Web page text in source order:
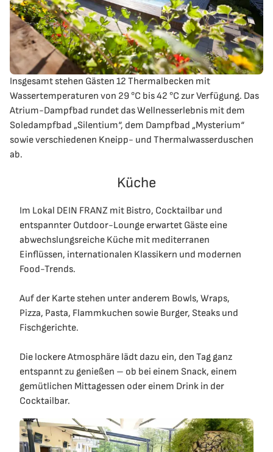
Insgesamt stehen Gästen 12 Thermalbecken mit
Wassertemperaturen von 29 °C bis 42 °C zur Verfügung. Das
Atrium-Dampfbad rundet das Wellnesserlebnis mit dem
Soledampfbad „Silentium“, dem Dampfbad „Mysterium“
sowie verschiedenen Kneipp- und Thermalwasserduschen
ab.
Küche
Im Lokal DEIN FRANZ mit Bistro, Cocktailbar und
entspannter Outdoor-Lounge erwartet Gäste eine
abwechslungsreiche Küche mit mediterranen
Einflüssen, internationalen Klassikern und modernen
Food-Trends.
Auf der Karte stehen unter anderem Bowls, Wraps,
Pizza, Pasta, Flammkuchen sowie Burger, Steaks und
Fischgerichte.
Die lockere Atmosphäre lädt dazu ein, den Tag ganz
entspannt zu genießen – ob bei einem Snack, einem
gemütlichen Mittagessen oder einem Drink in der
Cocktailbar.